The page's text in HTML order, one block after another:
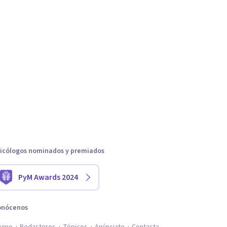
nominados y premiados
PyM Awards 2024